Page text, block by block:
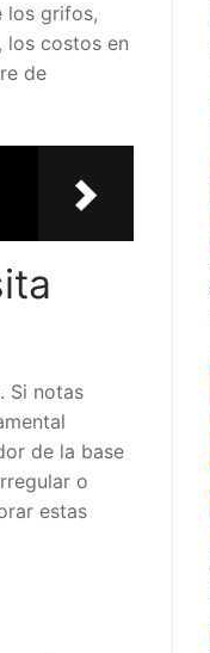
los grifos,
los costos en
de
Si notas
de la base
o
estas